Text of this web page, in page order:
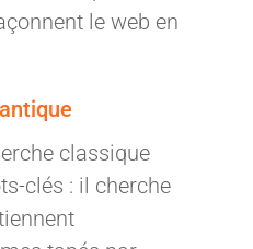
le web en
classique
clés : il cherche